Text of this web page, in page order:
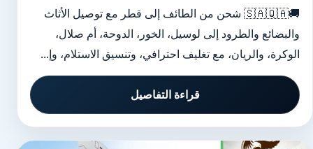
🚚🇸🇦🇶🇦 شحن من الطائف إلى قطر مع توصيل الأثاث
والبضائع والطرود إلى لوسيل، الخور، الدوحة، أم صلال،
الوكرة، والريان، مع تغليف احترافي، وتنسيق الاستلام، وإ...
قراءة التفاصيل